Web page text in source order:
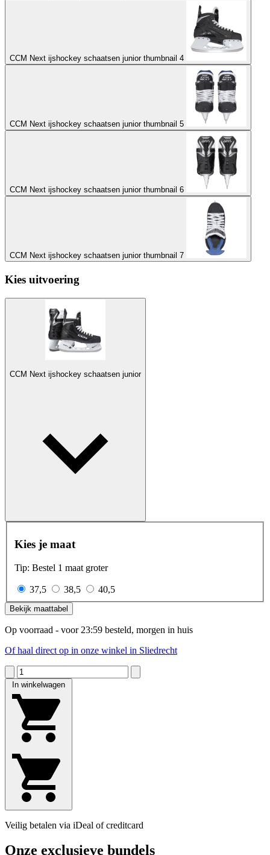
CCM Next ijshockey schaatsen junior thumbnail 4
CCM Next ijshockey schaatsen junior thumbnail 5
CCM Next ijshockey schaatsen junior thumbnail 6
CCM Next ijshockey schaatsen junior thumbnail 7
Kies uitvoering
CCM Next ijshockey schaatsen junior
Kies je maat
Tip: Bestel 1 maat groter
37,5 38,5 40,5
Bekijk maattabel
Op voorraad - voor 23:59 besteld, morgen in huis
Of haal direct op in onze winkel in Sliedrecht
In winkelwagen
Veilig betalen via iDeal of creditcard
Onze exclusieve bundels